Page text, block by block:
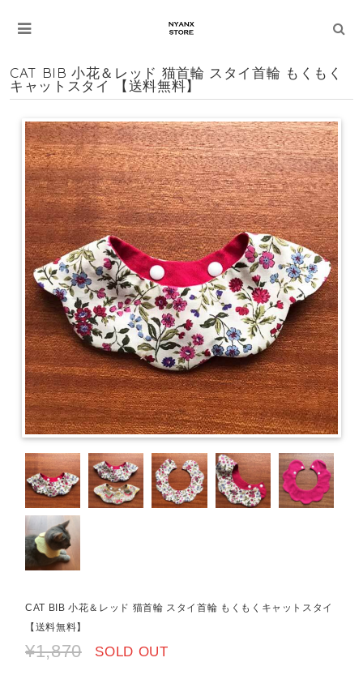
CAT BIB 小花＆レッド 猫首輪 スタイ首輪 もくもく
キャットスタイ 【送料無料】
CAT BIB 小花＆レッド 猫首輪 スタイ首輪 もくもくキャットスタイ
【送料無料】
¥1,870 SOLD OUT